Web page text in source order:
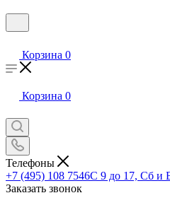
Корзина 0
Корзина 0
Телефоны
+7 (495) 108 7546С 9 до 17, Сб и
Заказать звонок